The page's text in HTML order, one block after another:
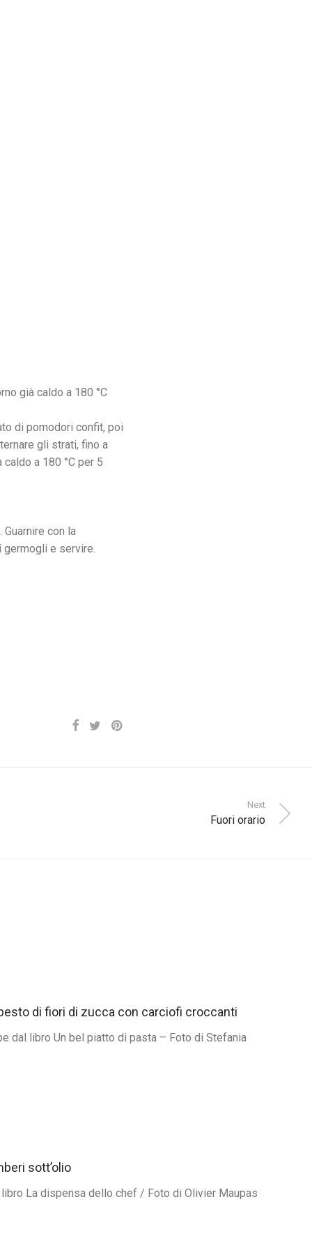
già caldo a 180 °C
di pomodori confit, poi
gli strati, fino a
a 180 °C per 5
con la
e servire.
Next
Fuori orario
di fiori di zucca con carciofi croccanti
dal libro Un bel piatto di pasta – Foto di Stefania
sott’olio
La dispensa dello chef / Foto di Olivier Maupas